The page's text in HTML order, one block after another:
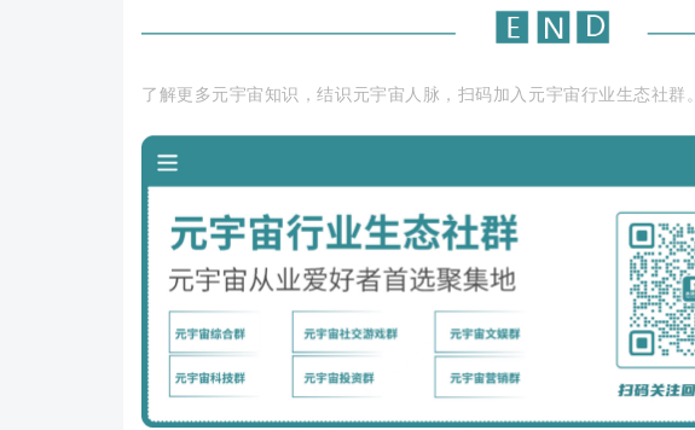
了解更多元宇宙知识，结识元宇宙人脉，扫码加入元宇宙行业生态社群。